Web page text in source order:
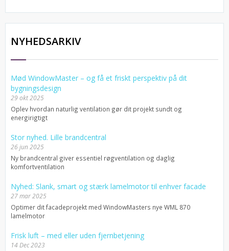
NYHEDSARKIV
Mød WindowMaster – og få et friskt perspektiv på dit
bygningsdesign
29 okt 2025
Oplev hvordan naturlig ventilation gør dit projekt sundt og
energirigtigt
Stor nyhed. Lille brandcentral
26 jun 2025
Ny brandcentral giver essentiel røgventilation og daglig
komfortventilation
Nyhed: Slank, smart og stærk lamelmotor til enhver facade
27 mar 2025
Optimer dit facadeprojekt med WindowMasters nye WML 870
lamelmotor
Frisk luft – med eller uden fjernbetjening
14 Dec 2023